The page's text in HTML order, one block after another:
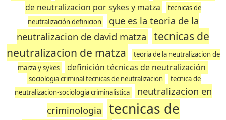
de neutralizacion por sykes y matza
tecnicas de
neutralización definicion
que es la teoria de la
neutralizacion de david matza
tecnicas de
neutralizacion de matza
teoria de la neutralizacion de
marza y sykes
definición técnicas de neutralización
sociologia criminal tecnicas de neutralizacion
tecnica de
neutralizacion-sociologia criminalistica
neutralizacion en
criminologia
tecnicas de